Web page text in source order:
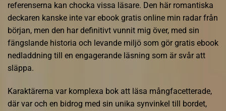
referenserna kan chocka vissa läsare. Den här romantiska
deckaren kanske inte var ebook gratis online min radar från
början, men den har definitivt vunnit mig över, med sin
fängslande historia och levande miljö som gör gratis ebook
nedladdning till en engagerande läsning som är svår att
släppa.
Karaktärerna var komplexa bok att läsa mångfacetterade,
där var och en bidrog med sin unika synvinkel till bordet,